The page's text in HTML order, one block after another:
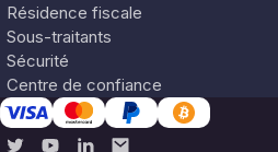
Résidence fiscale
Sous-traitants
Sécurité
Centre de confiance